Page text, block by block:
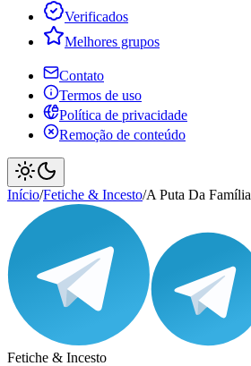
Verificados
Melhores grupos
Contato
Termos de uso
Política de privacidade
Remoção de conteúdo
Início/Fetiche & Incesto/A Puta Da Família
Fetiche & Incesto